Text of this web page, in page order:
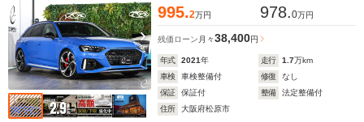
995.2万円 978.0万円
残価ローン 月々38,400円
年式 2021年 走行 1.7万km
車検
車検整備付 修復
なし
保証
保証付 整備
法定整備付
住所
大阪府松原市